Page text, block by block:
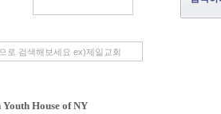
House of NY